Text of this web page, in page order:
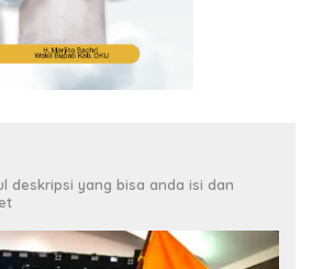
deskripsi yang bisa anda isi dan